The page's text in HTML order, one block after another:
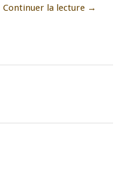
Continuer la lecture →